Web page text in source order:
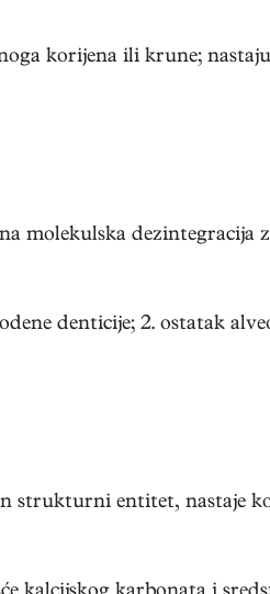
korijena ili krune; nastaju
molekulska dezintegracija
denticije; 2. ostatak
strukturni entitet, nastaje